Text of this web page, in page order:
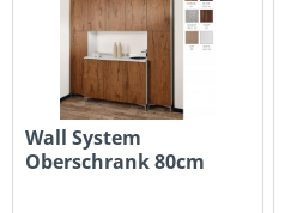
Wall System
Oberschrank 80cm